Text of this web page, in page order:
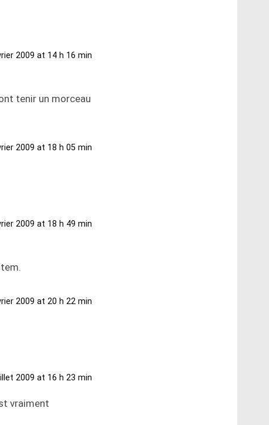
2009 at 14 h 16 min
tenir un morceau
2009 at 18 h 05 min
2009 at 18 h 49 min
2009 at 20 h 22 min
2009 at 16 h 23 min
vraiment